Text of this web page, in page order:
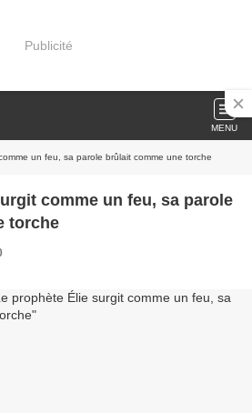
Publicité
MENU
un feu, sa parole brûlait comme une torche
comme un feu, sa parole
torche